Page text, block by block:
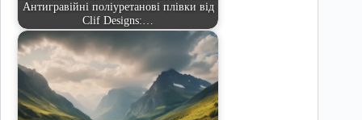
Антигравійні поліуретанові плівки від
Clif Designs:…